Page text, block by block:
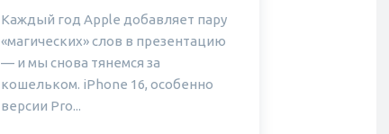
Каждый год Apple добавляет пару
«магических» слов в презентацию
— и мы снова тянемся за
кошельком. iPhone 16, особенно
версии Pro...